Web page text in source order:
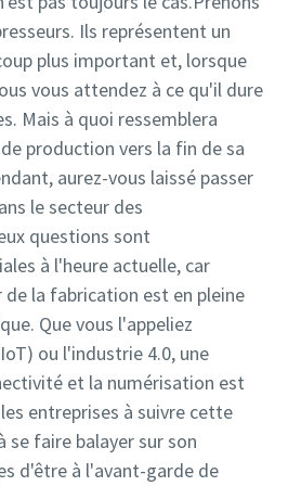
Ils représentent un
plus important et, lorsque
vous attendez à ce qu'il dure
Mais à quoi ressemblera
production vers la fin de sa
aurez-vous laissé passer
le secteur des
questions sont
à l'heure actuelle, car
de la fabrication est en pleine
Que vous l'appeliez
ou l'industrie 4.0, une
et la numérisation est
entreprises à suivre cette
se faire balayer sur son
d'être à l'avant-garde de